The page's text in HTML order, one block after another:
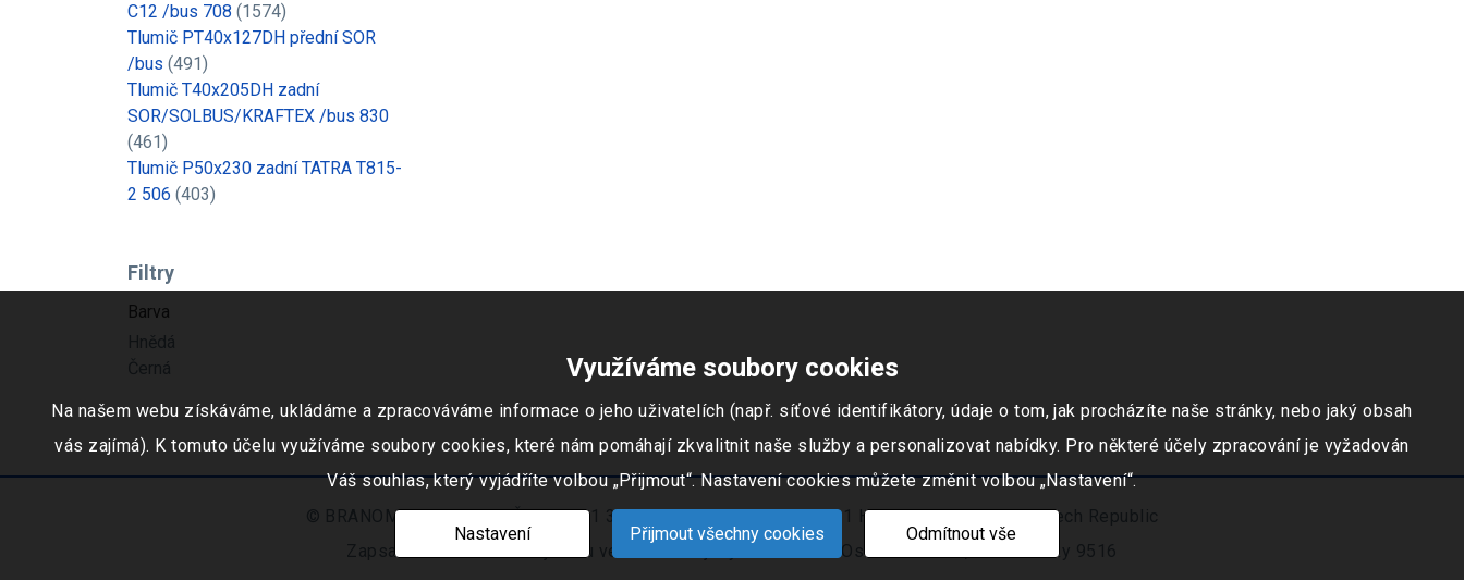
C12 /bus 708 (1574)
Tlumič PT40x127DH přední SOR
/bus (491)
Tlumič T40x205DH zadní
SOR/SOLBUS/KRAFTEX /bus 830
(461)
Tlumič P50x230 zadní TATRA T815-
2 506 (403)
Filtry
Barva
Hnědá
Černá
© BRANOMARKET s.r.o., IČO: 253 51 311, Tovární okruh 674, 747 41 Hradec nad Moravicí, Czech Republic
Zapsaná v obchodním rejstříku vedeném Krajským soudem v Ostravě oddíl C, číslo vložky 9516
Využíváme soubory cookies
Na našem webu získáváme, ukládáme a zpracováváme informace o jeho uživatelích (např. síťové identifikátory, údaje o tom, jak procházíte naše stránky, nebo jaký obsah
vás zajímá). K tomuto účelu využíváme soubory cookies, které nám pomáhají zkvalitnit naše služby a personalizovat nabídky. Pro některé účely zpracování je vyžadován
Váš souhlas, který vyjádříte volbou „Přijmout“. Nastavení cookies můžete změnit volbou „Nastavení“.
Nastavení Přijmout všechny cookies Odmítnout vše